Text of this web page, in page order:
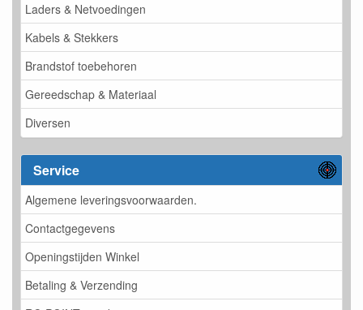
Laders & Netvoedingen
Kabels & Stekkers
Brandstof toebehoren
Gereedschap & Materiaal
Diversen
Service
Algemene leveringsvoorwaarden.
Contactgegevens
Openingstijden Winkel
Betaling & Verzending